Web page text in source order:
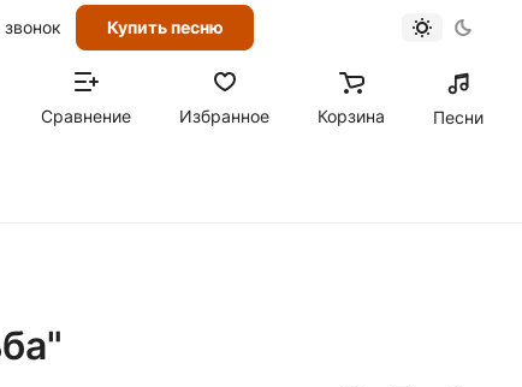
звонок Купить песню
Сравнение Избранное Корзина Песни